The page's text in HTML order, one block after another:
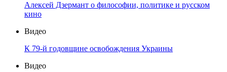
Алексей Дзермант о философии, политике и русском
кино
Видео
К 79-й годовщине освобождения Украины
Видео